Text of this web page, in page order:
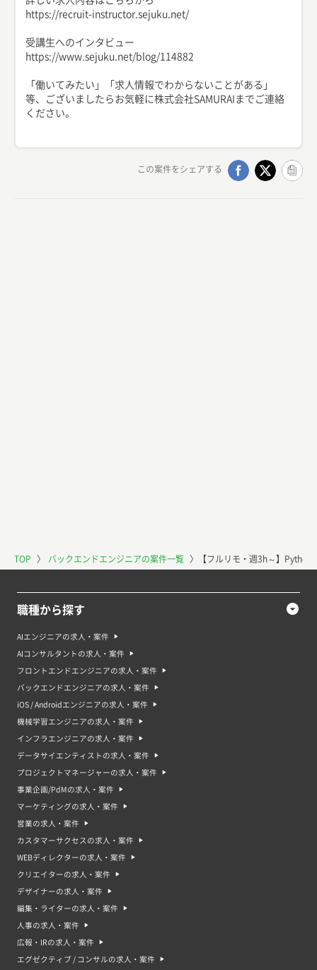
TOP 〉 バックエンドエンジニアの案件一覧 〉 【フルリモ・週3h～】
https://recruit-instructor.sejuku.net/
受講生へのインタビュー
https://www.sejuku.net/blog/114882
「働いてみたい」「求人情報でわからないことがある」
等、ございましたらお気軽に株式会社SAMURAIまでご連絡
ください。
この案件をシェアする
職種から探す
AIエンジニアの求人・案件
AIコンサルタントの求人・案件
フロントエンドエンジニアの求人・案件
バックエンドエンジニアの求人・案件
iOS / Androidエンジニアの求人・案件
機械学習エンジニアの求人・案件
インフラエンジニアの求人・案件
データサイエンティストの求人・案件
プロジェクトマネージャーの求人・案件
事業企画/PdMの求人・案件
マーケティングの求人・案件
営業の求人・案件
カスタマーサクセスの求人・案件
WEBディレクターの求人・案件
クリエイターの求人・案件
デザイナーの求人・案件
編集・ライターの求人・案件
人事の求人・案件
広報・IRの求人・案件
エグゼクティブ / コンサルの求人・案件